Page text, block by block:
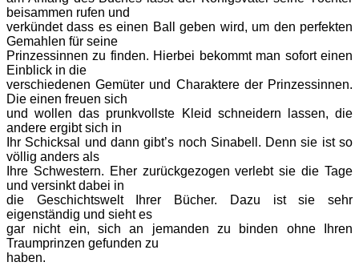
beisammen rufen und
verkündet dass es einen Ball geben wird, um den perfekten
Gemahlen für seine
Prinzessinnen zu finden. Hierbei bekommt man sofort einen
Einblick in die
verschiedenen Gemüter und Charaktere der Prinzessinnen.
Die einen freuen sich
und wollen das prunkvollste Kleid schneidern lassen, die
andere ergibt sich in
Ihr Schicksal und dann gibt’s noch Sinabell. Denn sie ist so
völlig anders als
Ihre Schwestern. Eher zurückgezogen verlebt sie die Tage
und versinkt dabei in
die Geschichtswelt Ihrer Bücher. Dazu ist sie sehr
eigenständig und sieht es
gar nicht ein, sich an jemanden zu binden ohne Ihren
Traumprinzen gefunden zu
haben.